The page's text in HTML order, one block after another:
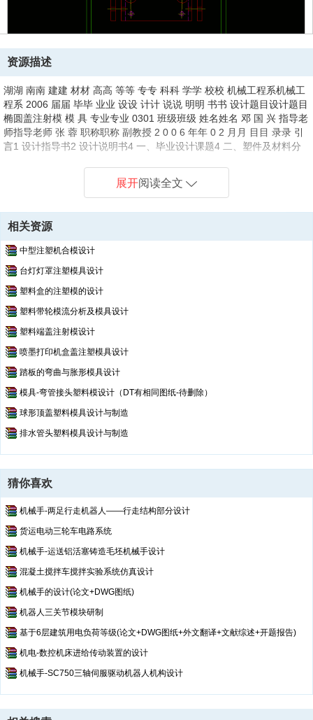
资源描述
湖湖 南南 建建 材材 高高 等等 专专 科科 学学 校校 机械工程系机械工
程系 2006 届届 毕毕 业业 设设 计计 说说 明明 书书 设计题目设计题目
椭圆盖注射模 模 具 专业专业 0301 班级班级 姓名姓名 邓 国 兴 指导老
师指导老师 张 蓉 职称职称 副教授 2 0 0 6 年年 0 2 月月 目目 录录 引
言1 设计指导书2 设计说明书4 一、毕业设计课题4 二、塑件及材料分
节与冷却系统设计20 8、其它设计23 9、装配草图24 三、设计小结25
识的综合考察、评估。要在有限的时间内单独完成设计。 也是在走上工
作岗位前的一次考察。 本设计说明书是本人完全根据塑料模具技术手册
的要求形式及相关的工艺编写的。 说明书的内
展开阅读全文
相关资源
中型注塑机合模设计
台灯灯罩注塑模具设计
塑料盒的注塑模的设计
塑料带轮模流分析及模具设计
塑料端盖注射模设计
喷墨打印机盒盖注塑模具设计
踏板的弯曲与胀形模具设计
模具-弯管接头塑料模设计（DT有相同图纸-待删除）
球形顶盖塑料模具设计与制造
排水管头塑料模具设计与制造
猜你喜欢
机械手-两足行走机器人——行走结构部分设计
货运电动三轮车电路系统
机械手-运送铝活塞铸造毛坯机械手设计
混凝土搅拌车搅拌实验系统仿真设计
机械手的设计(论文+DWG图纸)
机器人三关节模块研制
基于6层建筑用电负荷等级(论文+DWG图纸+外文翻译+文献综述+开题报告)
机电-数控机床进给传动装置的设计
机械手-SC750三轴伺服驱动机器人机构设计